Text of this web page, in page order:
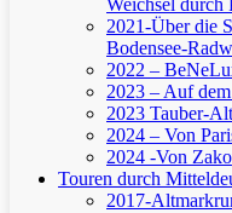
2021-Über die
Bodensee-
2022 –
2023 – Auf
2023 Tauber-
2024 – Von
2024 -Von
Touren durch
2017-